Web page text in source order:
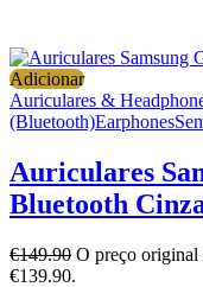
Adicionar
Auriculares &
(Bluetooth)Earphones
Auriculares
Bluetooth
€149.90 O preço original
€139.90.